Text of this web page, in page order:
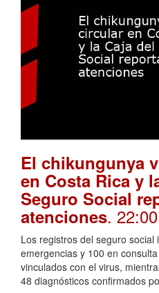
El chikungunya
en Costa Rica y
Seguro Social
atenciones. 22:00
Los registros del seguro
emergencias y 100 en
vinculados con el virus,
48 diagnósticos confirmados